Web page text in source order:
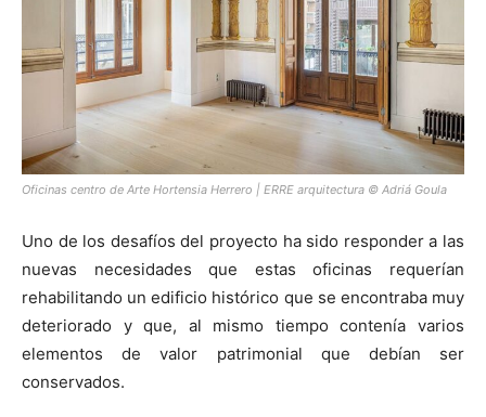
Oficinas centro de Arte Hortensia Herrero | ERRE arquitectura © Adriá Goula
Uno de los desafíos del proyecto ha sido responder a las
nuevas necesidades que estas oficinas requerían
rehabilitando un edificio histórico que se encontraba muy
deteriorado y que, al mismo tiempo contenía varios
elementos de valor patrimonial que debían ser
conservados.